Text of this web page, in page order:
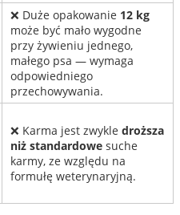
❌ Duże opakowanie 12 kg
może być mało wygodne
przy żywieniu jednego,
małego psa — wymaga
odpowiedniego
przechowywania.
❌ Karma jest zwykle droższa
niż standardowesuche
karmy, ze względu na
formułę weterynaryjną.